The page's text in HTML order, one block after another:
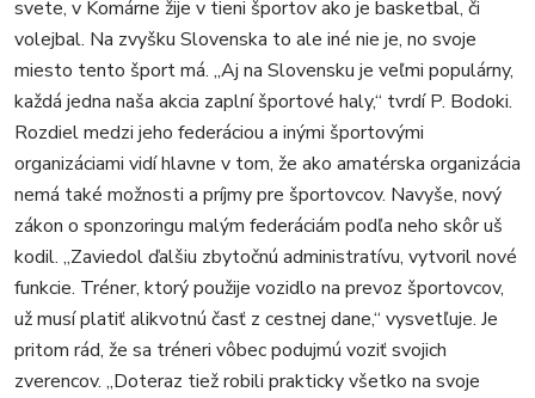
svete, v Komárne žije v tieni športov ako je basketbal, či
volejbal. Na zvyšku Slovenska to ale iné nie je, no svoje
miesto tento šport má. „Aj na Slovensku je veľmi populárny,
každá jedna naša akcia zaplní športové haly,“ tvrdí P. Bodoki.
Rozdiel medzi jeho federáciou a inými športovými
organizáciami vidí hlavne v tom, že ako amatérska organizácia
nemá také možnosti a príjmy pre športovcov. Navyše, nový
zákon o sponzoringu malým federáciám podľa neho skôr uš
kodil. „Zaviedol ďalšiu zbytočnú administratívu, vytvoril nové
funkcie. Tréner, ktorý použije vozidlo na prevoz športovcov,
už musí platiť alikvotnú časť z cestnej dane,“ vysvetľuje. Je
pritom rád, že sa tréneri vôbec podujmú voziť svojich
zverencov. „Doteraz tiež robili prakticky všetko na svoje